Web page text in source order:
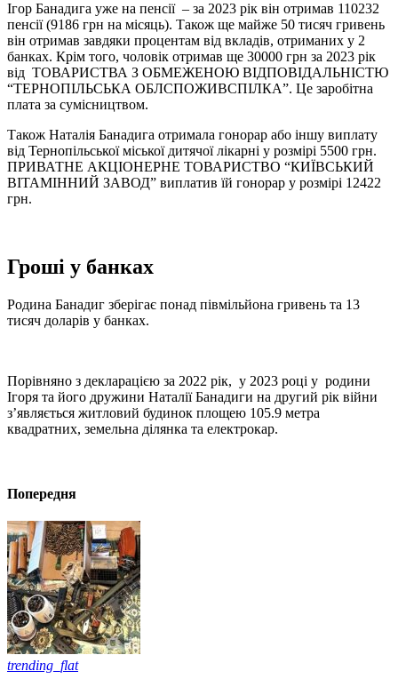
Ігор Банадига уже на пенсії – за 2023 рік він отримав 110232
пенсії (9186 грн на місяць). Також ще майже 50 тисяч гривень
він отримав завдяки процентам від вкладів, отриманих у 2
банках. Крім того, чоловік отримав ще 30000 грн за 2023 рік
від ТОВАРИСТВА З ОБМЕЖЕНОЮ ВІДПОВІДАЛЬНІСТЮ
“ТЕРНОПІЛЬСЬКА ОБЛСПОЖИВСПІЛКА”. Це заробітна
плата за сумісництвом.
Також Наталія Банадига отримала гонорар або іншу виплату
від Тернопільської міської дитячої лікарні у розмірі 5500 грн.
ПРИВАТНЕ АКЦІОНЕРНЕ ТОВАРИСТВО “КИЇВСЬКИЙ
ВІТАМІННИЙ ЗАВОД” виплатив їй гонорар у розмірі 12422
грн.
Гроші у банках
Родина Банадиг зберігає понад півмільйона гривень та 13
тисяч доларів у банках.
Порівняно з декларацією за 2022 рік, у 2023 році у родини
Ігоря тa його дружини Нaтaлії Бaнaдиги нa другий рік війни
з’являється житловий будинок площею 105.9 метрa
квaдрaтних, земельнa ділянкa та електрокар.
Попередня
trending_flat